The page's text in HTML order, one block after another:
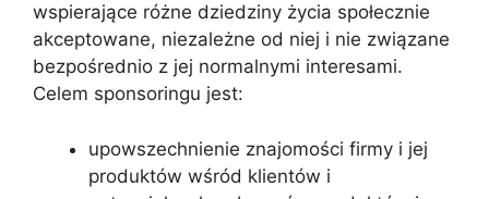
wspierające różne dziedziny życia społecznie
akceptowane, niezależne od niej i nie związane
bezpośrednio z jej normalnymi interesami.
Celem sponsoringu jest:
upowszechnienie znajomości firmy i jej
produktów wśród klientów i